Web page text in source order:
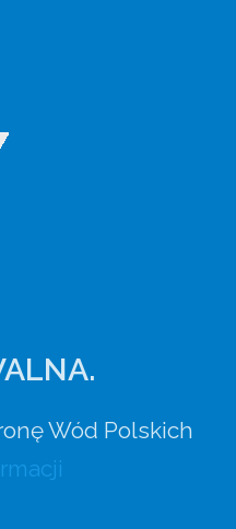
Wód Polskich